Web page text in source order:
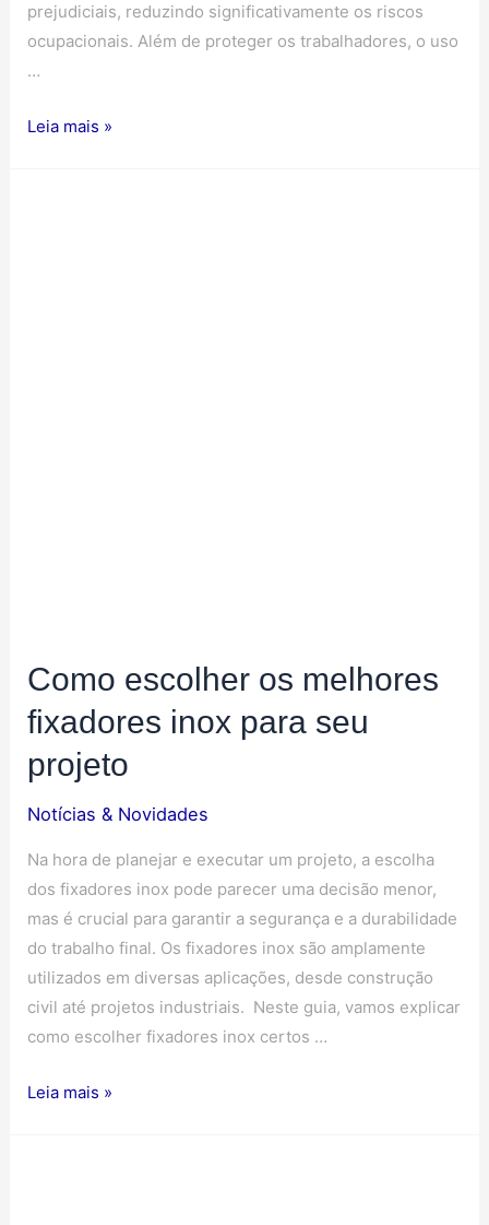
prejudiciais, reduzindo significativamente os riscos
ocupacionais. Além de proteger os trabalhadores, o uso
…
Leia mais »
Como escolher os melhores
fixadores inox para seu
projeto
Notícias & Novidades
Na hora de planejar e executar um projeto, a escolha
dos fixadores inox pode parecer uma decisão menor,
mas é crucial para garantir a segurança e a durabilidade
do trabalho final. Os fixadores inox são amplamente
utilizados em diversas aplicações, desde construção
civil até projetos industriais. Neste guia, vamos explicar
como escolher fixadores inox certos …
Leia mais »